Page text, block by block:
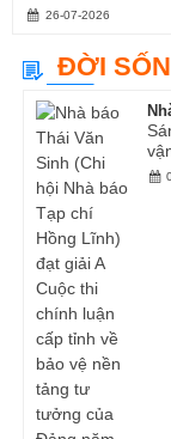
26-07-2026
ĐỜI